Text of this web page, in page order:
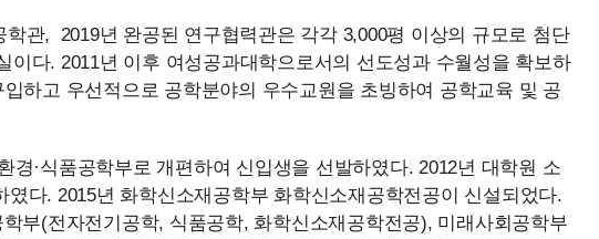
관, 2019년 완공된 연구협력관은 각각 3,000평 이상의 규모로 첨단
다. 2011년 이후 여성공과대학으로서의 선도성과 수월성을 확보하
하고 우선적으로 공학분야의 우수교원을 초빙하여 공학교육 및 공
·식품공학부로 개편하여 신입생을 선발하였다. 2012년 대학원 소
다. 2015년 화학신소재공학부 화학신소재공학전공이 신설되었다.
부(전자전기공학, 식품공학, 화학신소재공학전공), 미래사회공학부